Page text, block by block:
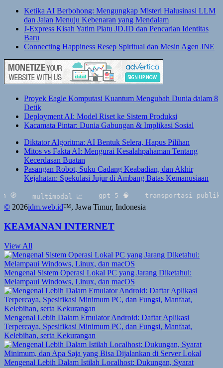
Ketika AI Berbohong: Mengungkap Misteri Halusinasi LLM
dan Jalan Menuju Kebenaran yang Mendalam
J-Express Kisah Yatim Piatu JD.ID dan Pencarian Identitas
Baru
Connecting Happiness Resep Spiritual dan Mesin Agen JNE
Proyek Eagle Komputasi Kuantum Mengubah Dunia dalam 8
Detik
Deployment AI: Model Riset ke Sistem Produksi
Kacamata Pintar: Dunia Gabungan & Implikasi Sosial
Diktator Algoritma: AI Bentuk Selera, Hapus Pilihan
Mitos vs Fakta AI: Mengurai Kesalahpahaman Tentang
Kecerdasan Buatan
Pasangan Robot, Suku Cadang Keabadian, dan Akhir
Kejahatan: Spekulasi Jujur di Ambang Batas Kemanusiaan
multimodal 📈 gpt-5 🧠 transportasi publik 🧭
© 2026idm.web.id™, Jawa Timur, Indonesia
KEAMANAN INTERNET
View All
Mengenal Sistem Operasi Lokal PC yang Jarang Diketahui:
Melampaui Windows, Linux, dan macOS
Mengenal Lebih Dalam Emulator Android: Daftar Aplikasi
Terpercaya, Spesifikasi Minimum PC, dan Fungsi, Manfaat,
Kelebihan, serta Kekurangan
Mengenal Lebih Dalam Istilah Localhost: Dukungan, Syarat